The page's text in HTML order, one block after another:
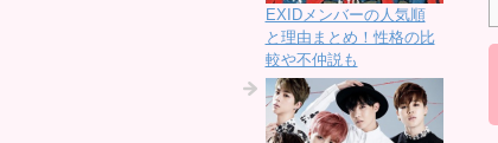
EXIDメンバーの人気順
と理由まとめ！性格の比
較や不仲説も